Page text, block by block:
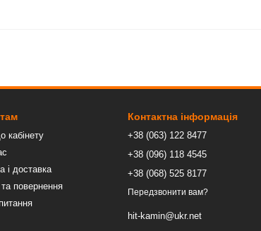
кабінету
і доставка
повернення
Контактна інформація
+38 (063) 122 8477
+38 (096) 118 4545
+38 (068) 525 8177
Передзвонити вам?
hit-kamin@ukr.net